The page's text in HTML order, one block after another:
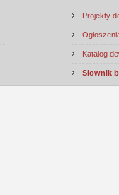
Projekty
Katalog
Słownik